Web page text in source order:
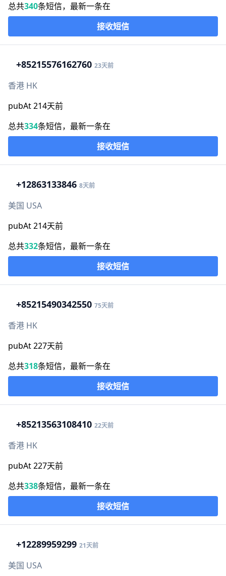
总共340条短信，最新一条在
接收短信
+85215576162760 23天前
香港 HK
pubAt 214天前
总共334条短信，最新一条在
接收短信
+12863133846 8天前
美国 USA
pubAt 214天前
总共332条短信，最新一条在
接收短信
+85215490342550 75天前
香港 HK
pubAt 227天前
总共318条短信，最新一条在
接收短信
+85213563108410 22天前
香港 HK
pubAt 227天前
总共338条短信，最新一条在
接收短信
+12289959299 21天前
美国 USA